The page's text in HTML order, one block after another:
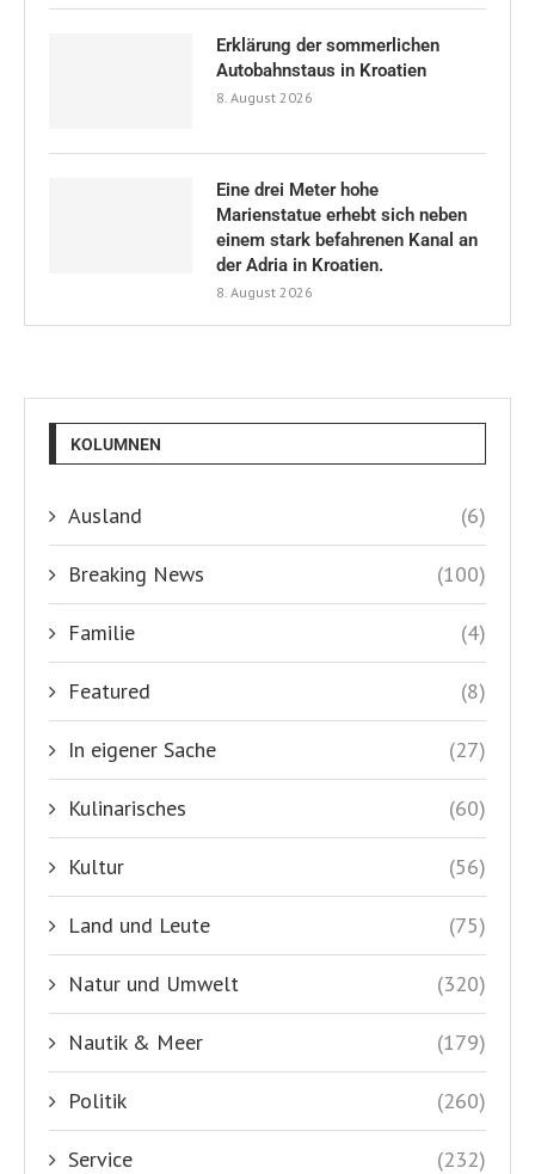
Erklärung der sommerlichen
Autobahnstaus in Kroatien
8. August 2026
Eine drei Meter hohe
Marienstatue erhebt sich neben
einem stark befahrenen Kanal an
der Adria in Kroatien.
8. August 2026
KOLUMNEN
Ausland (6)
Breaking News (100)
Familie (4)
Featured (8)
In eigener Sache (27)
Kulinarisches (60)
Kultur (56)
Land und Leute (75)
Natur und Umwelt (320)
Nautik & Meer (179)
Politik (260)
Service (232)